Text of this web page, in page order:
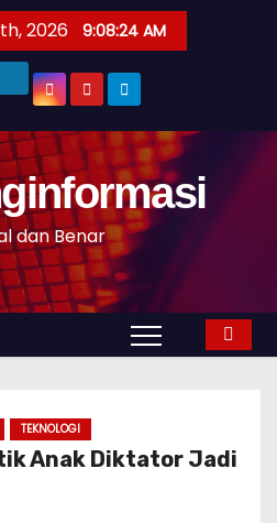
2026 9:08:25 AM
dan Benar
TEKNOLOGI
Anak Diktator Jadi